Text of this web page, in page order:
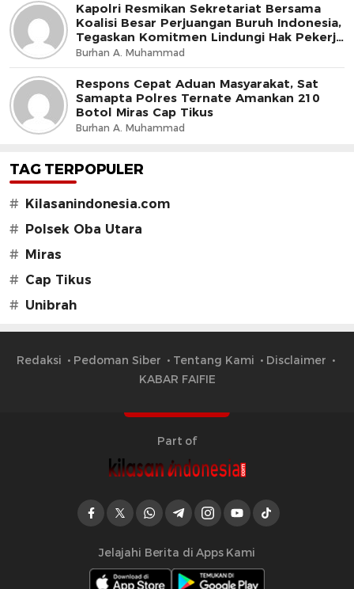
Kapolri Resmikan Sekretariat Bersama
Koalisi Besar Perjuangan Buruh Indonesia,
Tegaskan Komitmen Lindungi Hak Pekerja
dan Jaga Iklim Investasi
Burhan A. Muhammad
Respons Cepat Aduan Masyarakat, Sat
Samapta Polres Ternate Amankan 210
Botol Miras Cap Tikus
Burhan A. Muhammad
TAG TERPOPULER
# Kilasanindonesia.com
# Polsek Oba Utara
# Miras
# Cap Tikus
# Unibrah
Redaksi Pedoman Siber Tentang Kami
Disclaimer
KABAR FAIFIE
Part of
Jelajahi Berita di Apps Kami